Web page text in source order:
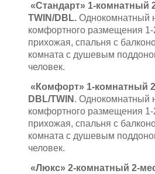
«Стандарт» 1-комнатный
TWIN/DBL. Однокомнатный
комфортного размещения 1-
прихожая, спальня с
комната с душевым
человек.
«Комфорт» 1-комнатный
DBL/TWIN . Однокомнатный
комфортного размещения 1-
прихожая, спальня с
комната с душевым
человек.
«Люкс» 2-комнатный 2-